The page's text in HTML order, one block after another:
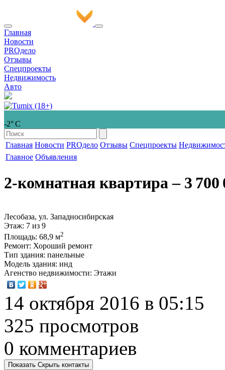
Главная
Новости
PROдело
Отзывы
Спецпроекты
Недвижимость
Авто
-2° С
Главная Новости PROдело Отзывы Спецпроекты
Главное Объявления
2-комнатная квартира‒ 3 700
Лесобаза, ул. Западносибирская
Этаж: 7 из 9
Площадь: 68,9 м2
Ремонт: Хороший ремонт
Тип здания: панельные
Модель здания: инд
Агенство недвижимости: Этажи
14 октября 2016 в 05:15
325 просмотров
0 комментариев
Показать Скрыть контакты